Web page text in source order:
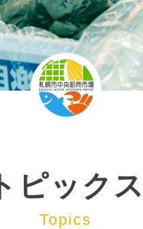
トピックス
Topics